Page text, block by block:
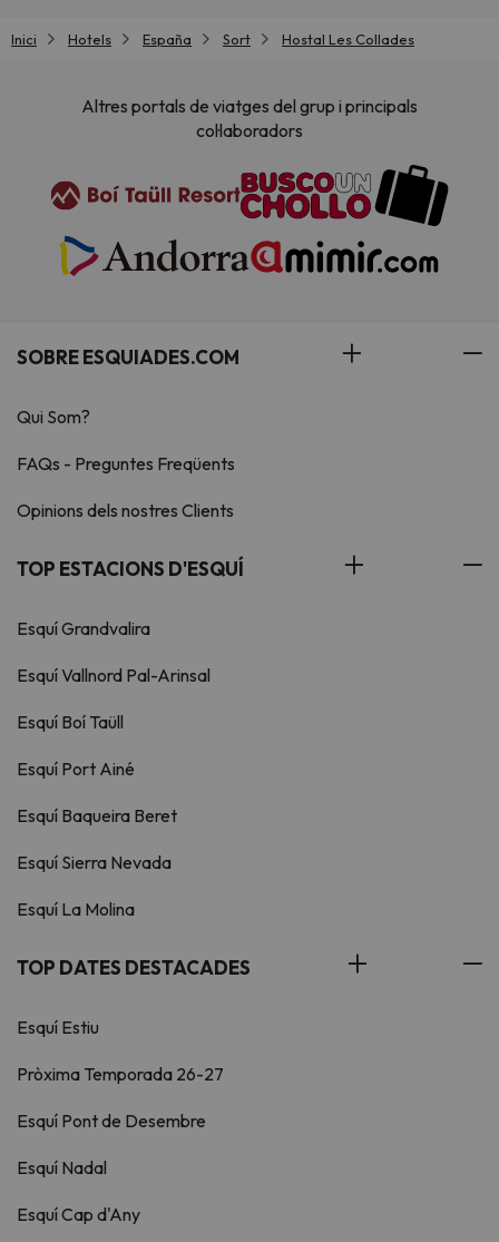
Inici Hotels España Sort Hostal Les Collades
Altres portals de viatges del grup i principals
col·laboradors
SOBRE ESQUIADES.COM
Qui Som?
FAQs - Preguntes Freqüents
Opinions dels nostres Clients
TOP ESTACIONS D'ESQUÍ
Esquí Grandvalira
Esquí Vallnord Pal-Arinsal
Esquí Boí Taüll
Esquí Port Ainé
Esquí Baqueira Beret
Esquí Sierra Nevada
Esquí La Molina
TOP DATES DESTACADES
Esquí Estiu
Pròxima Temporada 26-27
Esquí Pont de Desembre
Esquí Nadal
Esquí Cap d'Any